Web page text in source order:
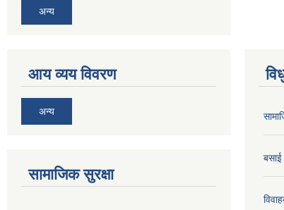
अन्य
आय व्यय विवरण
अन्य
सामाजिक सुरक्षा
बसाई